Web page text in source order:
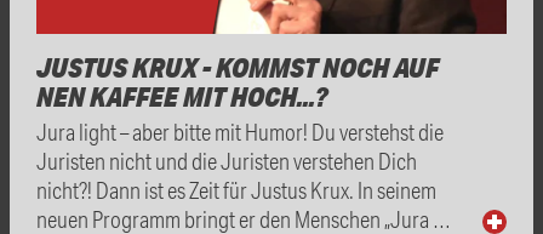
JUSTUS KRUX - KOMMST NOCH AUF
NEN KAFFEE MIT HOCH...?
Jura light – aber bitte mit Humor! Du verstehst die
Juristen nicht und die Juristen verstehen Dich
nicht?! Dann ist es Zeit für Justus Krux. In seinem
neuen Programm bringt er den Menschen „Jura …